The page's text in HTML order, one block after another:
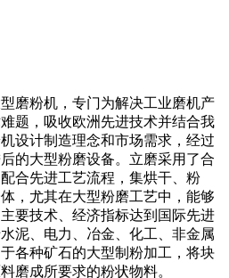
磨粉机，专门为解决工业磨机产
题，吸收欧洲先进技术并结合我
设计制造理念和市场需求，经过
的大型粉磨设备。立磨采用了合
合先进工艺流程，集烘干、粉
，尤其在大型粉磨工艺中，能够
要技术、经济指标达到国际先进
泥、电力、冶金、化工、非金属
各种矿石的大型制粉加工，将块
磨成所要求的粉状物料。